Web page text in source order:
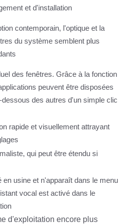
et d'installation
contemporain, l'optique et la
du système semblent plus
des fenêtres. Grâce à la fonction
peuvent être disposées
des autres d'un simple clic
rapide et visuellement attrayant
qui peut être étendu si
usine et n'apparaît dans le menu
vocal est activé dans le
d'exploitation encore plus